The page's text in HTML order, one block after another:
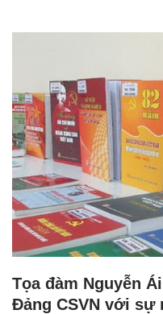
Tọa đàm Nguyễn
Đảng CSVN với sự